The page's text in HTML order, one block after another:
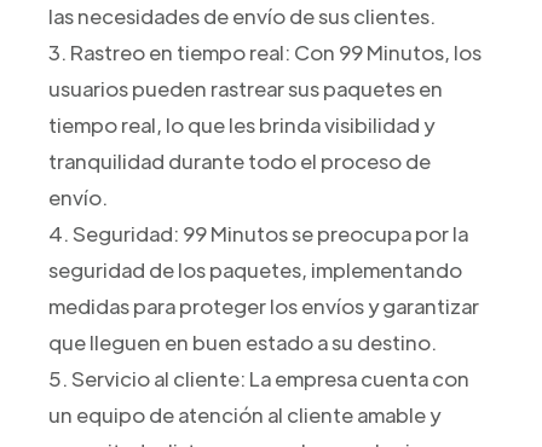
las necesidades de envío de sus clientes.
3. Rastreo en tiempo real: Con 99 Minutos, los
usuarios pueden rastrear sus paquetes en
tiempo real, lo que les brinda visibilidad y
tranquilidad durante todo el proceso de
envío.
4. Seguridad: 99 Minutos se preocupa por la
seguridad de los paquetes, implementando
medidas para proteger los envíos y garantizar
que lleguen en buen estado a su destino.
5. Servicio al cliente: La empresa cuenta con
un equipo de atención al cliente amable y